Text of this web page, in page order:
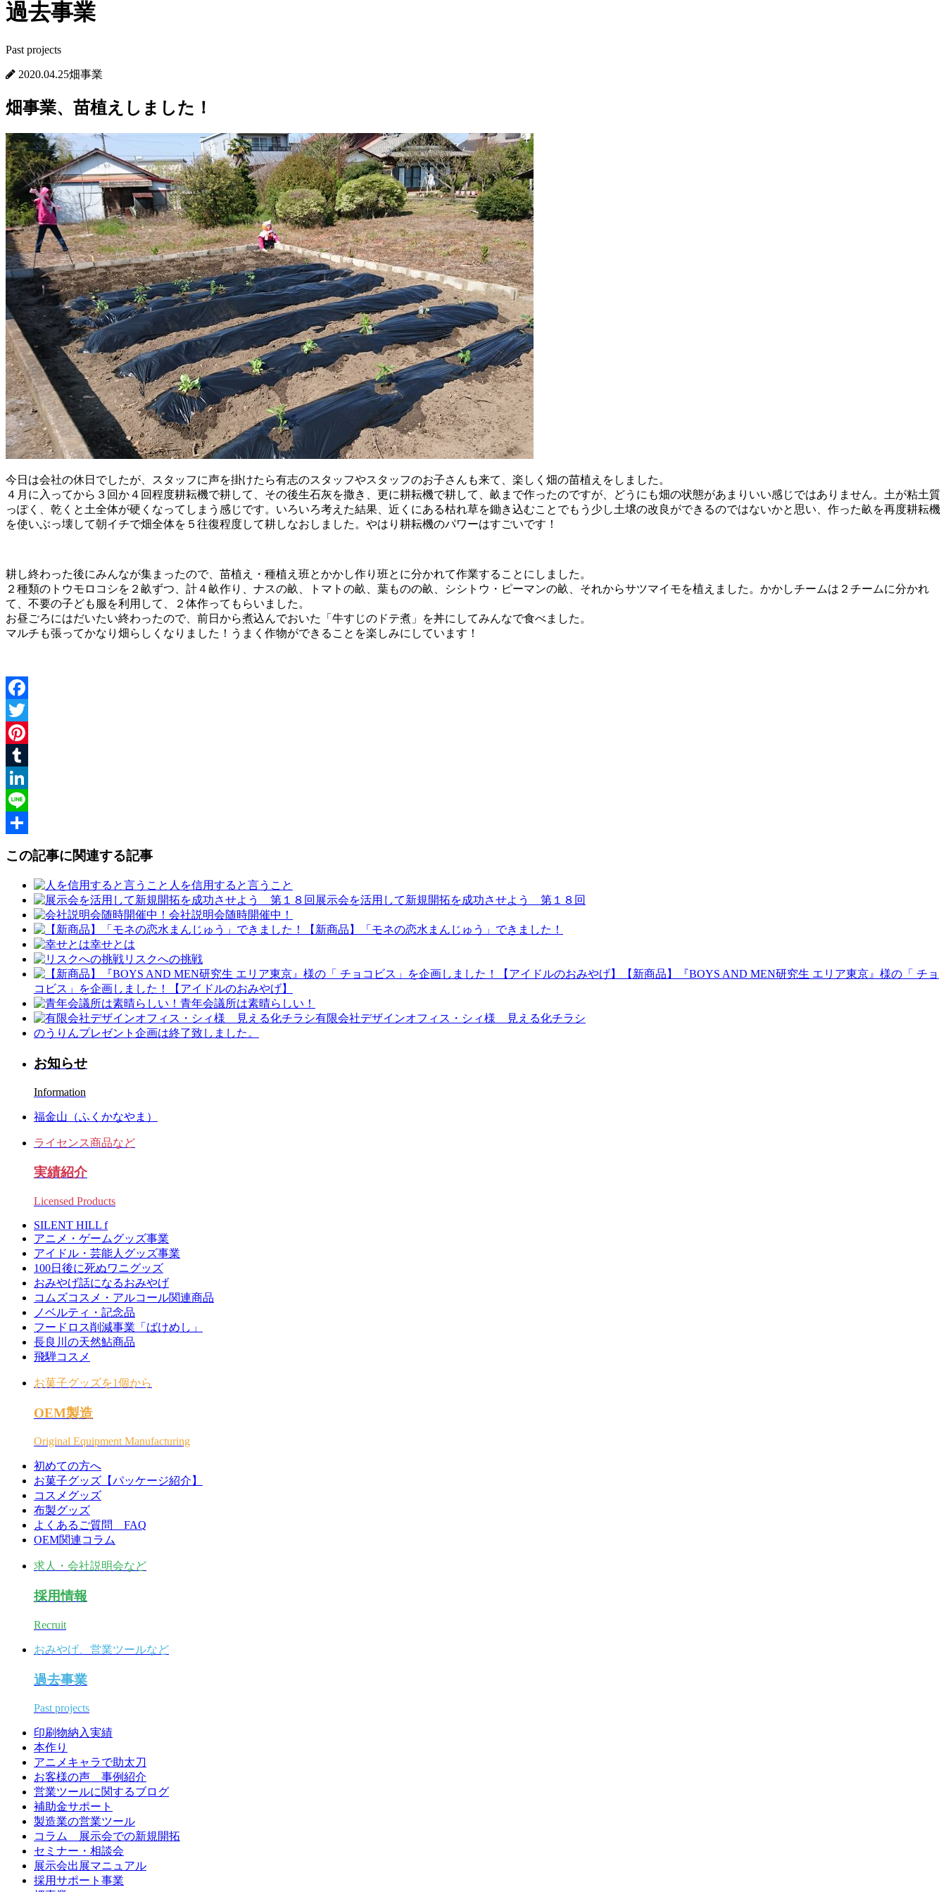
過去事業
Past projects
2020.04.25畑事業
畑事業、苗植えしました！
今日は会社の休日でしたが、スタッフに声を掛けたら有志のスタッフやスタッフのお子さんも来て、楽しく畑の苗植えをしました。
４月に入ってから３回か４回程度耕耘機で耕して、その後生石灰を撒き、更に耕耘機で耕して、畝まで作ったのですが、どうにも畑の状態があまりいい感じではありません。土が粘土質
っぽく、乾くと土全体が硬くなってしまう感じです。いろいろ考えた結果、近くにある枯れ草を鋤き込むことでもう少し土壌の改良ができるのではないかと思い、作った畝を再度耕耘機
を使いぶっ壊して朝イチで畑全体を５往復程度して耕しなおしました。やはり耕耘機のパワーはすごいです！
耕し終わった後にみんなが集まったので、苗植え・種植え班とかかし作り班とに分かれて作業することにしました。
２種類のトウモロコシを２畝ずつ、計４畝作り、ナスの畝、トマトの畝、葉ものの畝、シシトウ・ピーマンの畝、それからサツマイモを植えました。かかしチームは２チームに分かれ
て、不要の子ども服を利用して、２体作ってもらいました。
お昼ごろにはだいたい終わったので、前日から煮込んでおいた「牛すじのドテ煮」を丼にしてみんなで食べました。
マルチも張ってかなり畑らしくなりました！うまく作物ができることを楽しみにしています！
Facebook
Twitter
Pinterest
Tumblr
LinkedIn
Line
この記事に関連する記事
人を信用すると言うこと
展示会を活用して新規開拓を成功させよう 第１８回
会社説明会随時開催中！
【新商品】「モネの恋水まんじゅう」できました！
幸せとは
リスクへの挑戦
【新商品】『BOYS AND MEN研究生 エリア東京』様の「 チョ
コビス」を企画しました！【アイドルのおみやげ】
青年会議所は素晴らしい！
有限会社デザインオフィス・シィ様 見える化チラシ
のうりんプレゼント企画は終了致しました。
お知らせ
Information
福金山（ふくかなやま）
ライセンス商品など
実績紹介
Licensed Products
SILENT HILL f
アニメ・ゲームグッズ事業
アイドル・芸能人グッズ事業
100日後に死ぬワニグッズ
おみやげ話になるおみやげ
コムズコスメ・アルコール関連商品
ノベルティ・記念品
フードロス削減事業「ばけめし」
長良川の天然鮎商品
飛騨コスメ
お菓子グッズを1個から
OEM製造
Original Equipment Manufacturing
初めての方へ
お菓子グッズ【パッケージ紹介】
コスメグッズ
布製グッズ
よくあるご質問 FAQ
OEM関連コラム
求人・会社説明会など
採用情報
Recruit
おみやげ、営業ツールなど
過去事業
Past projects
印刷物納入実績
本作り
アニメキャラで助太刀
お客様の声 事例紹介
営業ツールに関するブログ
補助金サポート
製造業の営業ツール
コラム 展示会での新規開拓
セミナー・相談会
展示会出展マニュアル
採用サポート事業